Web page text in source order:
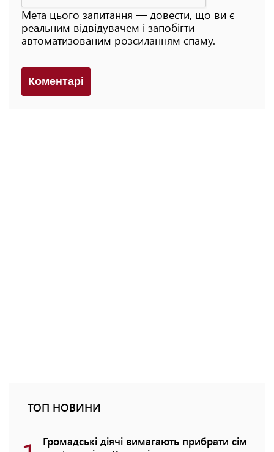
Мета цього запитання — довести, що ви є
реальним відвідувачем і запобігти
автоматизованим розсиланням спаму.
Коментарi
ТОП НОВИНИ
Громадські діячі вимагають прибрати сім